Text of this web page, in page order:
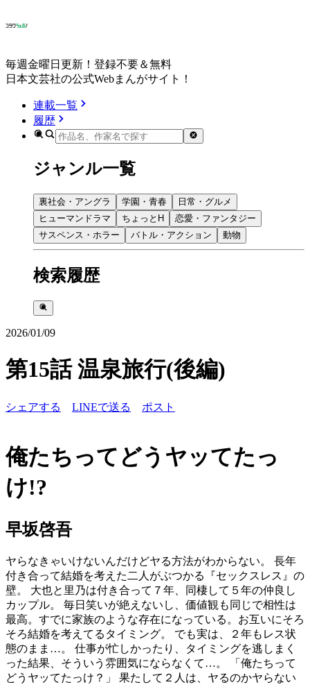
毎週金曜日更新！登録不要＆無料
日本文芸社の公式Webまんがサイト！
連載一覧
履歴
ジャンル一覧
裏社会・アングラ 学園・青春
日常・グルメ
ヒューマンドラマ
ちょっとH
恋愛・ファンタジー
サスペンス・ホラー
バトル・アクション 動物
検索履歴
2026/01/09
第15話 温泉旅行(後編)
シェアする LINEで送る ポスト
俺たちってどうヤッてたっ
け!?
早坂啓吾
ヤらなきゃいけないんだけどヤる方法がわからない。 長年
付き合って結婚を考えた二人がぶつかる『セックスレス』の
壁。 大也と里乃は付き合って７年、同棲して５年の仲良し
カップル。 毎日笑いが絶えないし、価値観も同じで相性は
最高。すでに家族のような存在になっている。お互いにそろ
そろ結婚を考えてるタイミング。 でも実は、２年もレス状
態のまま…。 仕事が忙しかったり、タイミングを逃しまく
った結果、そういう雰囲気にならなくて…。 「俺たちって
どうヤッてたっけ？」 果たして２人は、ヤるのかヤらない